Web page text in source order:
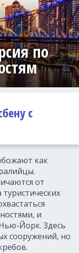
по
с
как
от
и
Йорк. Здесь
сооружений, но